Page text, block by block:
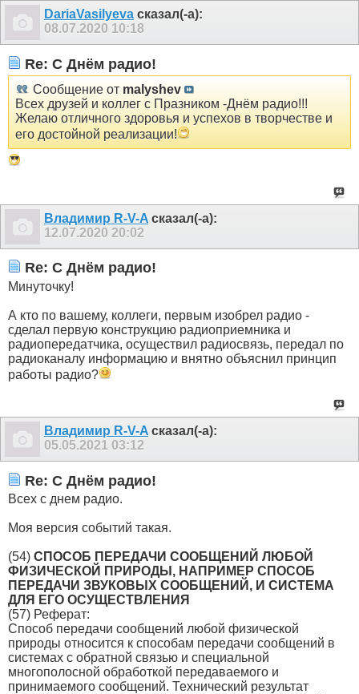
DariaVasilyeva сказал(-а):
08.07.2020 10:18
Re: С Днём радио!
Сообщение от malyshev
Всех друзей и коллег с Празником -Днём радио!!!
Желаю отличного здоровья и успехов в творчестве и
его достойной реализации!
Владимир R-V-A сказал(-а):
12.07.2020 20:02
Re: С Днём радио!
Минуточку!
А кто по вашему, коллеги, первым изобрел радио -
сделал первую конструкцию радиоприемника и
радиопередатчика, осуществил радиосвязь, передал по
радиоканалу информацию и внятно объяснил принцип
работы радио?
Владимир R-V-A сказал(-а):
05.05.2021 03:12
Re: С Днём радио!
Всех с днем радио.
Моя версия событий такая.
(54) СПОСОБ ПЕРЕДАЧИ СООБЩЕНИЙ ЛЮБОЙ
ФИЗИЧЕСКОЙ ПРИРОДЫ, НАПРИМЕР СПОСОБ
ПЕРЕДАЧИ ЗВУКОВЫХ СООБЩЕНИЙ, И СИСТЕМА
ДЛЯ ЕГО ОСУЩЕСТВЛЕНИЯ
(57) Реферат:
Способ передачи сообщений любой физической
природы относится к способам передачи сообщений в
системах с обратной связью и специальной
многополосной обработкой передаваемого и
принимаемого сообщений. Технический результат